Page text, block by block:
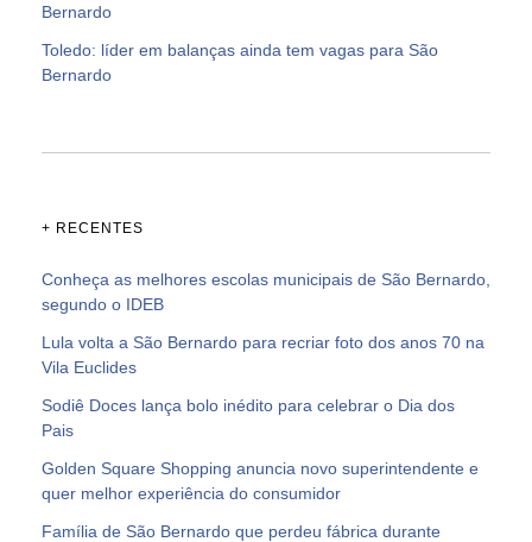
Bernardo
Toledo: líder em balanças ainda tem vagas para São
Bernardo
+ RECENTES
Conheça as melhores escolas municipais de São Bernardo,
segundo o IDEB
Lula volta a São Bernardo para recriar foto dos anos 70 na
Vila Euclides
Sodiê Doces lança bolo inédito para celebrar o Dia dos
Pais
Golden Square Shopping anuncia novo superintendente e
quer melhor experiência do consumidor
Família de São Bernardo que perdeu fábrica durante